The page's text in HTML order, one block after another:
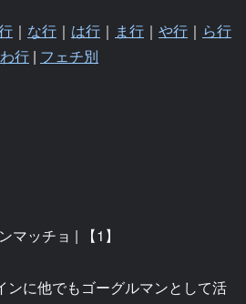
｜ な行 ｜ は行 ｜ ま行 ｜ や行 ｜ ら行
わ行 | フェチ別
マッチョ | 【1】
ンに他でもゴーグルマンとして活